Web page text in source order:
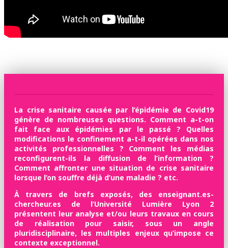
La crise sanitaire causée par l’épidémie de Covid19
génère de nombreuses questions. Comment a-t-on
fait face aux épidémies par le passé ? Quelles
modifications le confinement a-t-il opérées dans nos
activités professionnelles ? Comment les médias
reconfigurent-ils la diffusion de l’information ?
Comment affronter une situation de crise sanitaire
lorsque l’on souffre déjà d’une maladie ? etc.
À travers de brefs exposés, des enseignant.es-
chercheur.es de l’Université Lumière Lyon 2
présentent leur analyse et/ou leurs travaux en cours
de réalisation pour saisir, sous un angle
pluridisciplinaire, les multiples enjeux qu’impose ce
contexte exceptionnel.